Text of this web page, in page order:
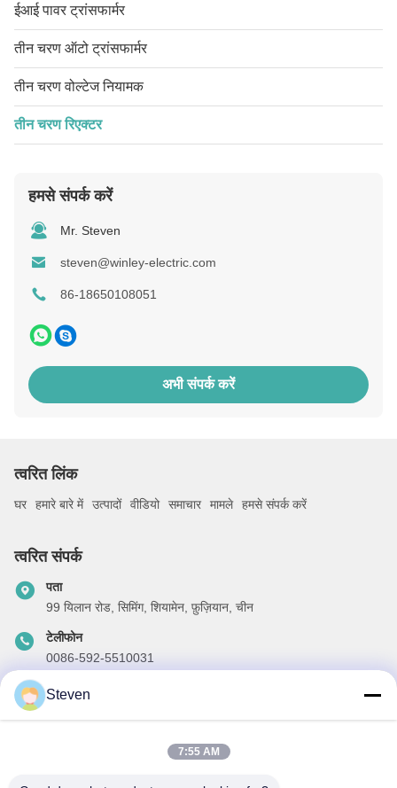
ईआई पावर ट्रांसफार्मर
तीन चरण ऑटो ट्रांसफार्मर
तीन चरण वोल्टेज नियामक
तीन चरण रिएक्टर
हमसे संपर्क करें
Mr. Steven
steven@winley-electric.com
86-18650108051
अभी संपर्क करें
त्वरित लिंक
घर हमारे बारे में उत्पादों वीडियो समाचार मामले हमसे संपर्क करें
त्वरित संपर्क
पता
99 यिलान रोड, सिमिंग, शियामेन, फ़ुज़ियान, चीन
टेलीफोन
0086-592-5510031
ईमेल
Steven
7:55 AM